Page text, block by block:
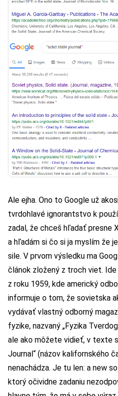
Ale ejha. Ono to Google už
tvrdohlavé ignorantstvo k
zadal, že chceš hľadať presne
a hľadám si čo si ja myslím že
sile. V prvom výsledku ma
článok zložený z troch viet.
z roku 1959, kde americký
informuje o tom, že sovietska
vydávať vlastný odborný
fyzike, nazvaný „Fyzika
ale ako môžete vidieť, v texte
Journal“ (názov kalifornského
nenachádza. Je tu len: a new
ktorý očividne zadaniu